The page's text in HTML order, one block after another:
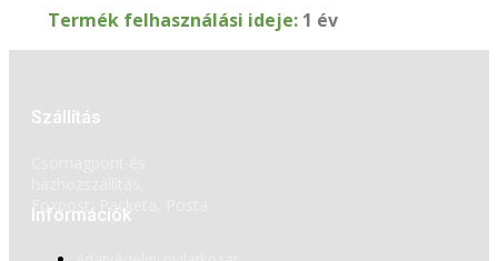
Termék felhasználási ideje:1 év
Szállítás
Foxpost, Packeta, Posta.
Információk